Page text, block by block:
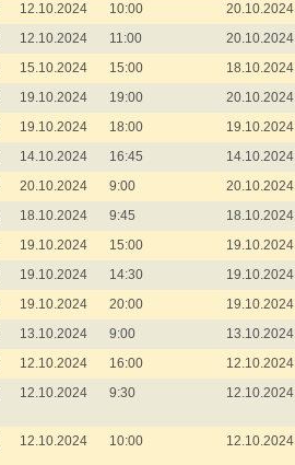
12.10.2024 10:00 20.10.2024
12.10.2024 11:00 20.10.2024
15.10.2024 15:00 18.10.2024
19.10.2024 19:00 20.10.2024
19.10.2024 18:00 19.10.2024
14.10.2024 16:45 14.10.2024
20.10.2024 9:00 20.10.2024
18.10.2024 9:45 18.10.2024
19.10.2024 15:00 19.10.2024
19.10.2024 14:30 19.10.2024
19.10.2024 20:00 19.10.2024
13.10.2024 9:00 13.10.2024
12.10.2024 16:00 12.10.2024
12.10.2024 9:30 12.10.2024
12.10.2024 10:00 12.10.2024